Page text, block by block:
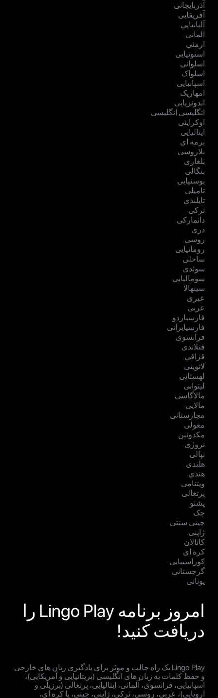
آذربایجانی
آفریقایی
آلبانیایی
آلمانی
ارمنی
استونیایی
اسلوانی
اسلواک
اسپانیایی
امهاریک
اندونزیایی
انگلیسی انگلیسی
اوکراینی
ایتالیایی
برمه ای
بلاروسی
بلغاری
بنگالی
بوسنیایی
تامیلی
تایلندی
ترکی
دانمارکی
دری
روسی
رومانیایی
ساحلی
سوئدی
سومالیایی
سینهالا
عبری
عربی
فارسیاردو
فارسیایرانی
فرانسوی
فنلاندی
قزاقی
لاتوینی
لهستانی
لیتوانی
مالاگاسی
مالایی
مجارستانی
مغولی
مکدونین
نروژی
نپالی
هلندی
هندی
ویتنامی
پرتغالی
پشتو
چک
چینی سنتی
ژاپنی
کاتالان
کره ای
کوراسییایی
گرجستانی
یونانی
امروز برنامه Lingo Play را
دریافت کنید!
Lingo Play یک راه جالب و موثر برای یادگیری زبان های خارجی
و حفظ کلمات به زبان های انگلیسی (بریتانیایی و آمریکایی)،
اسپانیایی، فرانسوی، آلمانی، ایتالیایی، پرتغالی (برزیلی و
اروپایی)، عربی، روسی، ترکی، ژاپنی، چینی، یا کره ای،